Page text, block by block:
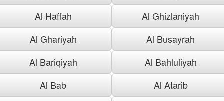
Al Haffah
Al Ghizlaniyah
Al Ghariyah
Al Busayrah
Al Bariqiyah
Al Bahluliyah
Al Bab
Al Atarib